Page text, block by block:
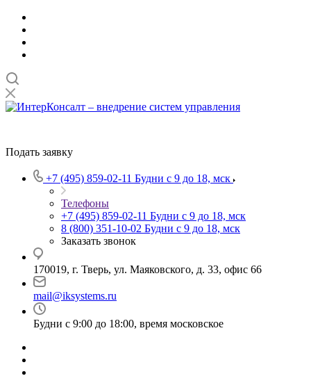
Подать заявку
+7 (495) 859-02-11 Будни с 9 до 18, мск
Телефоны
+7 (495) 859-02-11 Будни с 9 до 18, мск
8 (800) 351-10-02 Будни с 9 до 18, мск
Заказать звонок
170019, г. Тверь, ул. Маяковского, д. 33, офис 66
mail@iksystems.ru
Будни с 9:00 до 18:00, время московское